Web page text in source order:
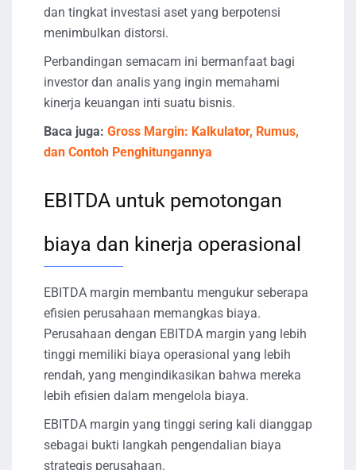
dan tingkat investasi aset yang berpotensi
menimbulkan distorsi.
Perbandingan semacam ini bermanfaat bagi
investor dan analis yang ingin memahami
kinerja keuangan inti suatu bisnis.
Baca juga: Gross Margin: Kalkulator, Rumus,
dan Contoh Penghitungannya
EBITDA untuk pemotongan
biaya dan kinerja operasional
EBITDA margin membantu mengukur seberapa
efisien perusahaan memangkas biaya.
Perusahaan dengan EBITDA margin yang lebih
tinggi memiliki biaya operasional yang lebih
rendah, yang mengindikasikan bahwa mereka
lebih efisien dalam mengelola biaya.
EBITDA margin yang tinggi sering kali dianggap
sebagai bukti langkah pengendalian biaya
strategis perusahaan.